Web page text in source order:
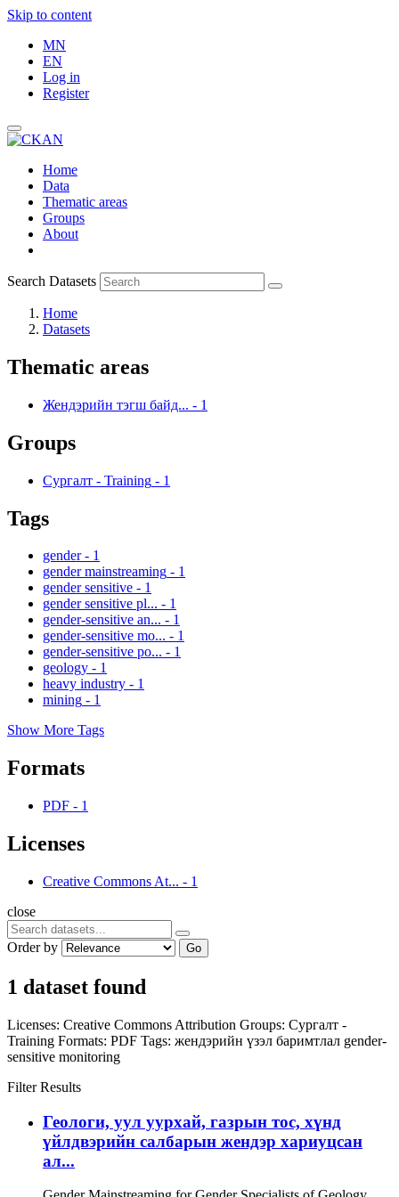
Skip to content
MN
EN
Log in
Register
Home
Data
Thematic areas
Groups
About
Search Datasets
Home
Datasets
Thematic areas
Жендэрийн тэгш байд... - 1
Groups
Сургалт - Training - 1
Tags
gender - 1
gender mainstreaming - 1
gender sensitive - 1
gender sensitive pl... - 1
gender-sensitive an... - 1
gender-sensitive mo... - 1
gender-sensitive po... - 1
geology - 1
heavy industry - 1
mining - 1
Show More Tags
Formats
PDF - 1
Licenses
Creative Commons At... - 1
close
Order by Go
1 dataset found
Licenses: Creative Commons Attribution Groups: Сургалт -
Training Formats: PDF Tags: жендэрийн үзэл баримтлал gender-
sensitive monitoring
Filter Results
Геологи, уул уурхай, газрын тос, хүнд
үйлдвэрийн салбарын жендэр хариуцсан
ал...